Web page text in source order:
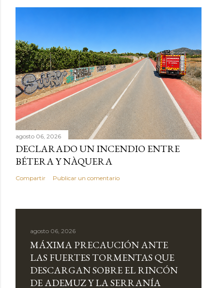
agosto 06, 2026
DECLARADO UN INCENDIO ENTRE
BÉTERA Y NÀQUERA
Compartir Publicar un comentario
agosto 06, 2026
MÁXIMA PRECAUCIÓN ANTE
LAS FUERTES TORMENTAS QUE
DESCARGAN SOBRE EL RINCÓN
DE ADEMUZ Y LA SERRANÍA